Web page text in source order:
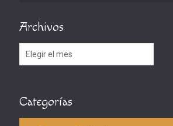
Archivos
Archivos
Categorías